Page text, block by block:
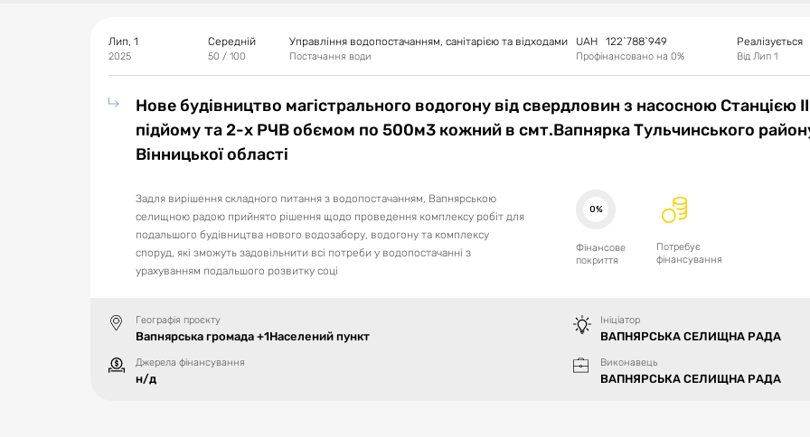
Лип, 1
2025
Середній
50 / 100
Управління водопостачанням, санітарією та відходами
Постачання води
UAH 122`788`949
Профінансовано на 0%
Реалізується
Від Лип 1
Нове будівництво магістрального водогону від свердловин з насосною Станцією ІІ
підйому та 2-х РЧВ обємом по 500м3 кожний в смт.Вапнярка Тульчинського
Вінницької області
Задля вирішення складного питання з водопостачанням, Вапнярською
селищною радою прийнято рішення щодо проведення комплексу робіт для
подальшого будівництва нового водозабору, водогону та комплексу
споруд, які зможуть задовільнити всі потреби у водопостачанні з
урахуванням подальшого розвитку соці
0%
Фінансове
покриття
Потребує
фінансування
Географія проєкту
Вапнярська громада +1Населений пункт
Джерела фінансування
н/д
Ініціатор
ВАПНЯРСЬКА СЕЛИЩНА РАДА
Виконавець
ВАПНЯРСЬКА СЕЛИЩНА РАДА